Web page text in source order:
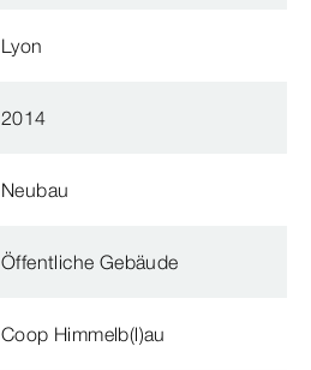
Lyon
2014
Neubau
Öffentliche Gebäude
Coop Himmelb(l)au